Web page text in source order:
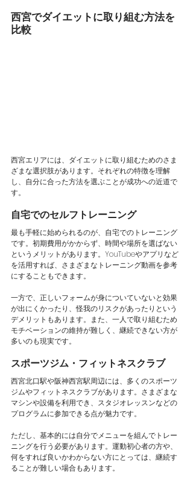
西宮でダイエットに取り組む方法を
比較
西宮エリアには、ダイエットに取り組むためのさま
ざまな選択肢があります。それぞれの特徴を理解
し、自分に合った方法を選ぶことが成功への近道で
す。
自宅でのセルフトレーニング
最も手軽に始められるのが、自宅でのトレーニング
です。初期費用がかからず、時間や場所を選ばない
というメリットがあります。YouTubeやアプリなど
を活用すれば、さまざまなトレーニング動画を参考
にすることもできます。
一方で、正しいフォームが身についていないと効果
が出にくかったり、怪我のリスクがあったりという
デメリットもあります。また、一人で取り組むため
モチベーションの維持が難しく、継続できない方が
多いのも現実です。
スポーツジム・フィットネスクラブ
西宮北口駅や阪神西宮駅周辺には、多くのスポーツ
ジムやフィットネスクラブがあります。さまざまな
マシンや設備を利用でき、スタジオレッスンなどの
プログラムに参加できる点が魅力です。
ただし、基本的には自分でメニューを組んでトレー
ニングを行う必要があります。運動初心者の方や、
何をすれば良いかわからない方にとっては、継続す
ることが難しい場合もあります。